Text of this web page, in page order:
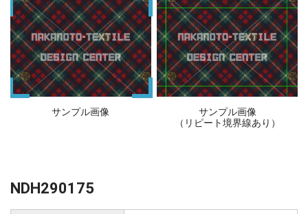
サンプル画像
サンプル画像
（リピート境界線あり）
NDH290175